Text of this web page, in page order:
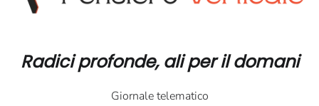
Radici profonde, ali per il domani
Giornale telematico